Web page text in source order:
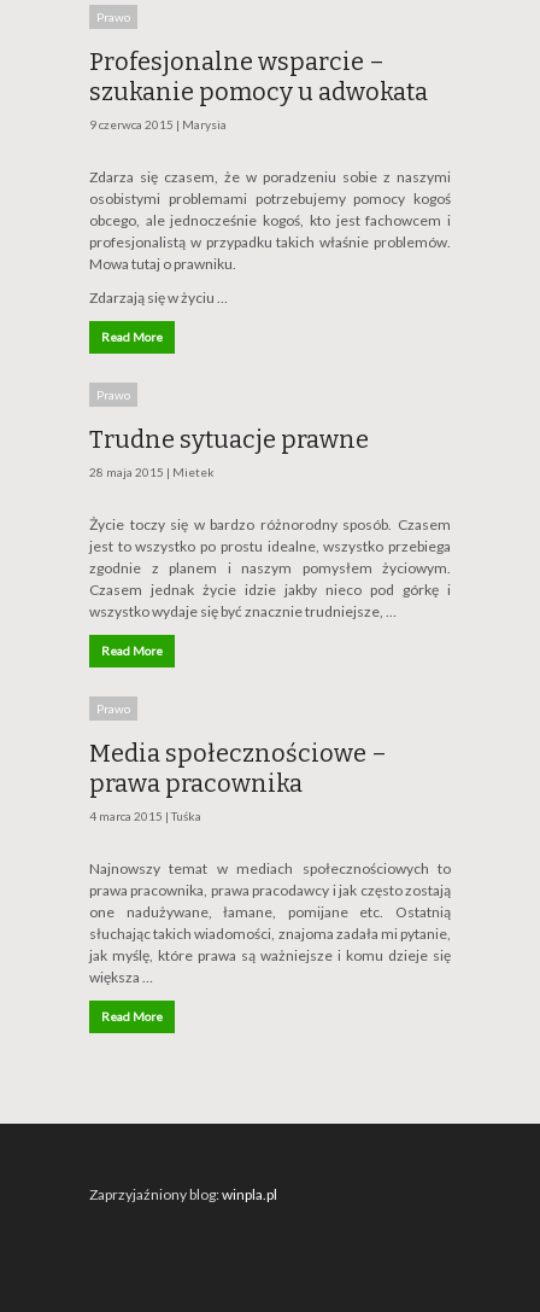
Prawo
Profesjonalne wsparcie –
szukanie pomocy u adwokata
9 czerwca 2015 | Marysia
Zdarza się czasem, że w poradzeniu sobie z naszymi
osobistymi problemami potrzebujemy pomocy kogoś
obcego, ale jednocześnie kogoś, kto jest fachowcem i
profesjonalistą w przypadku takich właśnie problemów.
Mowa tutaj o prawniku.
Zdarzają się w życiu …
Read More
Prawo
Trudne sytuacje prawne
28 maja 2015 | Mietek
Życie toczy się w bardzo różnorodny sposób. Czasem
jest to wszystko po prostu idealne, wszystko przebiega
zgodnie z planem i naszym pomysłem życiowym.
Czasem jednak życie idzie jakby nieco pod górkę i
wszystko wydaje się być znacznie trudniejsze, …
Read More
Prawo
Media społecznościowe –
prawa pracownika
4 marca 2015 |Tuśka
Najnowszy temat w mediach społecznościowych to
prawa pracownika, prawa pracodawcy i jak często zostają
one nadużywane, łamane, pomijane etc. Ostatnią
słuchając takich wiadomości, znajoma zadała mi pytanie,
jak myślę, które prawa są ważniejsze i komu dzieje się
większa …
Read More
Zaprzyjaźniony blog:winpla.pl